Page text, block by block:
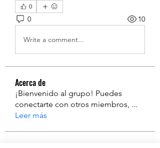
0
0 10
Write a comment...
Acerca de
¡Bienvenido al grupo! Puedes
conectarte con otros miembros, ...
Leer más